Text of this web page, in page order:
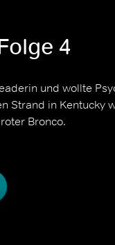
4
und wollte
Strand in Kentucky
Bronco.